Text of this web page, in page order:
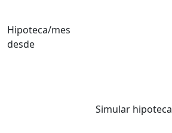
Hipoteca/mes
desde
Simular hipoteca